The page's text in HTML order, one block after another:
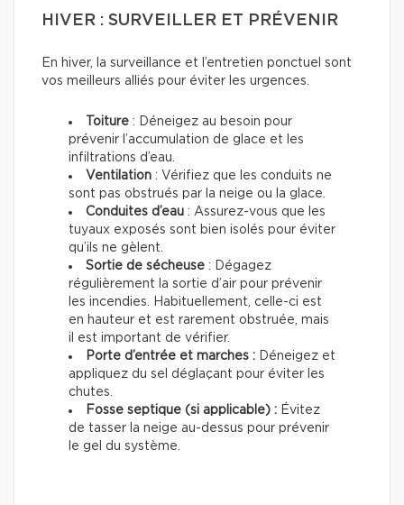
HIVER : SURVEILLER ET PRÉVENIR
En hiver, la surveillance et l’entretien ponctuel sont
vos meilleurs alliés pour éviter les urgences.
Toiture : Déneigez au besoin pour
prévenir l’accumulation de glace et les
infiltrations d’eau.
Ventilation : Vérifiez que les conduits ne
sont pas obstrués par la neige ou la glace.
Conduites d’eau : Assurez-vous que les
tuyaux exposés sont bien isolés pour éviter
qu’ils ne gèlent.
Sortie de sécheuse : Dégagez
régulièrement la sortie d’air pour prévenir
les incendies. Habituellement, celle-ci est
en hauteur et est rarement obstruée, mais
il est important de vérifier.
Porte d’entrée et marches : Déneigez et
appliquez du sel déglaçant pour éviter les
chutes.
Fosse septique (si applicable) : Évitez
de tasser la neige au-dessus pour prévenir
le gel du système.